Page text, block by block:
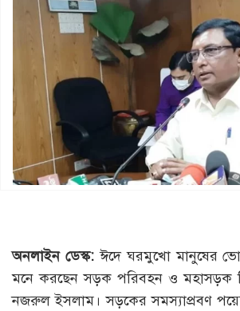
অনলাইন ডেস্ক:ঈদে ঘরমুখো মানুষের
মনে করছেন সড়ক পরিবহন ও মহাসড়ক
নজরুল ইসলাম। সড়কের সমস্যাপ্রবণ